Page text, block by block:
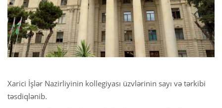
Xarici İşlər Nazirliyinin kollegiyası üzvlərinin sayı və tərkibi
təsdiqlənib.